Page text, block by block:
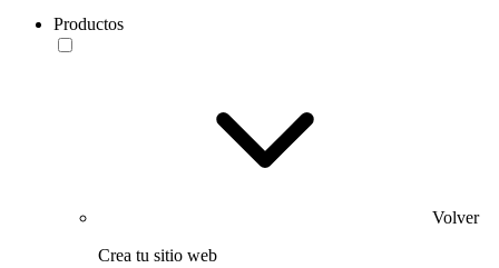
Productos
Volver
Crea tu sitio web